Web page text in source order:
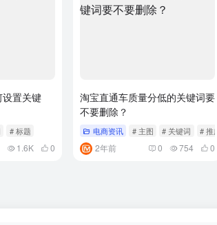
置关键
# 标题
1.6K 0
淘宝直通车质量分低的关键词要
不要删除？
电商资讯 # 主图 # 关键词 # 推广
2年前 0 754 0